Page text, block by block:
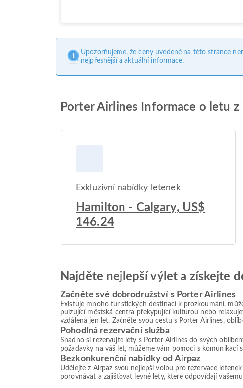
Upozorňujeme, že ceny uvedené na této stránce
nejpřesnější a aktuální informace.
Porter Airlines Informace o letu z
Exkluzivní nabídky letenek
Hamilton - Calgary, US$
146.24
Najděte nejlepší výlet a získejte
Začněte své dobrodružství s Porter Airlines
Existuje mnoho turistických destinací k prozkoumání,
pulzující městská centra překypující kulturou nebo
vzdálena jen let. Začněte svou cestu s Porter Airlines,
Pohodlná rezervační služba
Snadno si rezervujte lety s Porter Airlines do svých
požadavky na váš let, můžeme vám pomoci s
Bezkonkurenční nabídky od Airpaz
Udělejte z Airpaz svou nejlepší volbu pro rezervace
porovnávat a zajišťovat levné lety, které odpovídají